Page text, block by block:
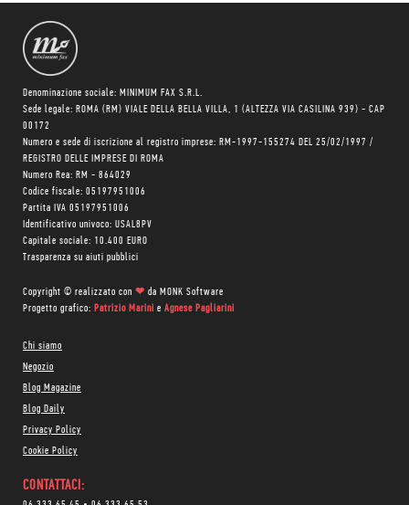
Denominazione sociale: MINIMUM FAX S.R.L.
Sede legale: ROMA (RM) VIALE DELLA BELLA VILLA, 1 (ALTEZZA VIA CASILINA 939) - CAP
00172
Numero e sede di iscrizione al registro imprese: RM-1997-155274 DEL 25/02/1997 /
REGISTRO DELLE IMPRESE DI ROMA
Numero Rea: RM - 864029
Codice fiscale: 05197951006
Partita IVA 05197951006
Identificativo univoco: USAL8PV
Capitale sociale: 10.400 EURO
Trasparenza su aiuti pubblici
Copyright © realizzato con ❤ da MONK Software
Progetto grafico: Patrizio Marini e Agnese Pagliarini
Chi siamo
Negozio
Blog Magazine
Blog Daily
Privacy Policy
Cookie Policy
CONTATTACI: